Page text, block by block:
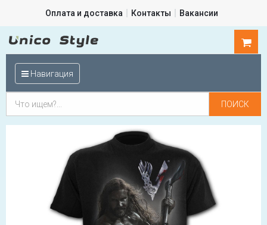
Оплата и доставка Контакты Вакансии
Навигация